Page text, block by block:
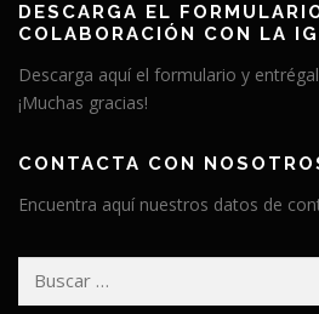
DESCARGA EL
COLABORACIÓN CON LA
Descarga aquí el formulario y
¡Muchas gracias!
CONTACTA CON
Encuentra aquí nuestros datos de